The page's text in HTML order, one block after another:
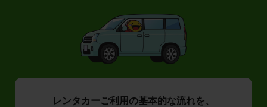
レンタカーご利用の基本的な流れを、